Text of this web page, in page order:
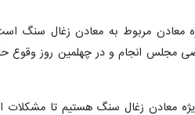
معادن مربوط به معادن زغال سنگ
مجلس انجام و در چهلمین روز وقوع
معادن زغال سنگ هستیم تا